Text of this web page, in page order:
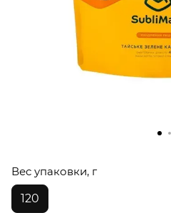
Вес упаковки, г
120